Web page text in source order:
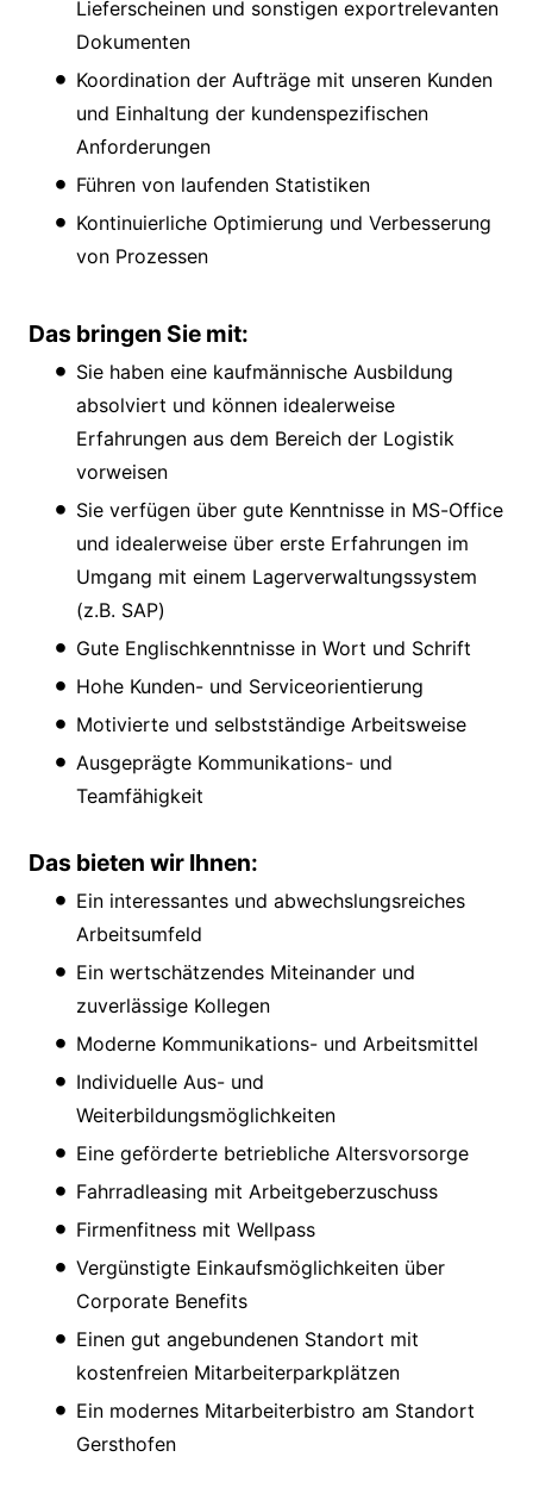
Lieferscheinen und sonstigen exportrelevanten
Dokumenten
Koordination der Aufträge mit unseren Kunden
und Einhaltung der kundenspezifischen
Anforderungen
Führen von laufenden Statistiken
Kontinuierliche Optimierung und Verbesserung
von Prozessen
Das bringen Sie mit:
Sie haben eine kaufmännische Ausbildung
absolviert und können idealerweise
Erfahrungen aus dem Bereich der Logistik
vorweisen
Sie verfügen über gute Kenntnisse in MS-Office
und idealerweise über erste Erfahrungen im
Umgang mit einem Lagerverwaltungssystem
(z.B. SAP)
Gute Englischkenntnisse in Wort und Schrift
Hohe Kunden- und Serviceorientierung
Motivierte und selbstständige Arbeitsweise
Ausgeprägte Kommunikations- und
Teamfähigkeit
Das bieten wir Ihnen:
Ein interessantes und abwechslungsreiches
Arbeitsumfeld
Ein wertschätzendes Miteinander und
zuverlässige Kollegen
Moderne Kommunikations- und Arbeitsmittel
Individuelle Aus- und
Weiterbildungsmöglichkeiten
Eine geförderte betriebliche Altersvorsorge
Fahrradleasing mit Arbeitgeberzuschuss
Firmenfitness mit Wellpass
Vergünstigte Einkaufsmöglichkeiten über
Corporate Benefits
Einen gut angebundenen Standort mit
kostenfreien Mitarbeiterparkplätzen
Ein modernes Mitarbeiterbistro am Standort
Gersthofen